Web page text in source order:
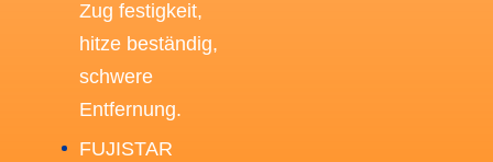
Zug festigkeit,
hitze beständig,
schwere
Entfernung.
FUJISTAR